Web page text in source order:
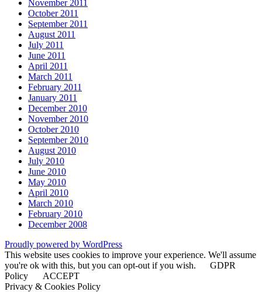
November 2011
October 2011
September 2011
August 2011
July 2011
June 2011
April 2011
March 2011
February 2011
January 2011
December 2010
November 2010
October 2010
September 2010
August 2010
July 2010
June 2010
May 2010
April 2010
March 2010
February 2010
December 2008
Proudly powered by WordPress
This website uses cookies to improve your experience. We'll assume
you're ok with this, but you can opt-out if you wish.
GDPR
Policy
ACCEPT
Privacy & Cookies Policy